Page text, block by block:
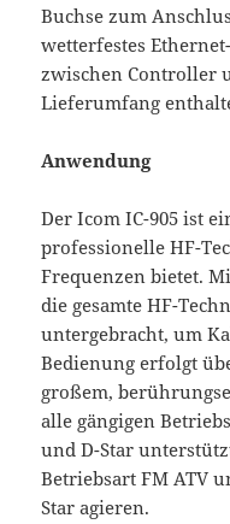
Buchse zum
wetterfestes
zwischen Controller
Lieferumfang
Anwendung
Der Icom IC-905 ist
professionelle HF-
Frequenzen bietet.
die gesamte HF-
untergebracht, um
Bedienung erfolgt
großem,
alle gängigen
und D-Star
Betriebsart FM ATV
Star agieren.